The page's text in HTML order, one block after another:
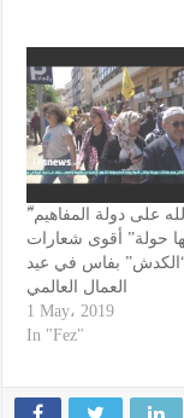
ّ”الله الله على دولة المفاهيم
حولة” أقوى شعارات
بفاس في عيد
العمال العالمي
1 May، 2019
In "Fez"